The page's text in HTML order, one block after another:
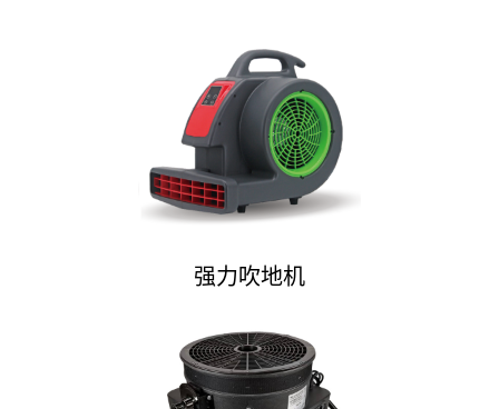
强力吹地机